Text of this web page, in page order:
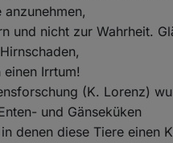
und nicht zur Wahrheit.
Irrtum!
(K. Lorenz)
und Gänseküken
denen diese Tiere einen